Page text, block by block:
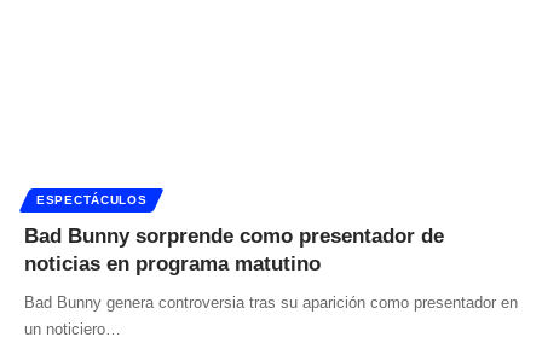
ESPECTÁCULOS
Bad Bunny sorprende como presentador de
noticias en programa matutino
Bad Bunny genera controversia tras su aparición como presentador en
un noticiero…